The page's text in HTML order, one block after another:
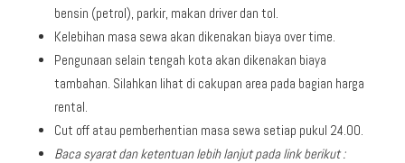
bensin (petrol), parkir, makan driver dan tol.
Kelebihan masa sewa akan dikenakan biaya over time.
Pengunaan selain tengah kota akan dikenakan biaya
tambahan. Silahkan lihat di cakupan area pada bagian harga
rental.
Cut off atau pemberhentian masa sewa setiap pukul 24.00.
Baca syarat dan ketentuan lebih lanjut pada link berikut :